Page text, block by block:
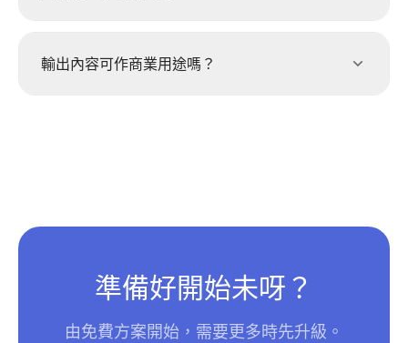
輸出內容可作商業用途嗎？
準備好開始未呀？
由免費方案開始，需要更多時先升級。